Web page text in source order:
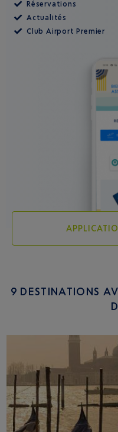
Réservations
Actualités
Club Airport Premier
9 DESTINATIONS